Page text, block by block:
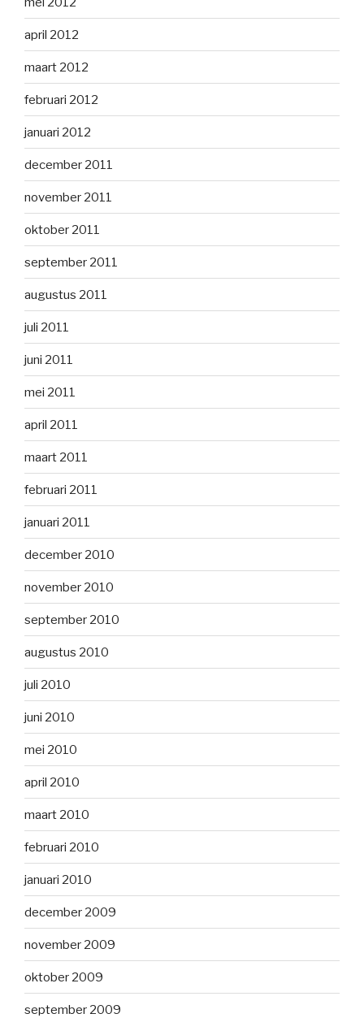
april 2012
maart 2012
februari 2012
januari 2012
december 2011
november 2011
oktober 2011
september 2011
augustus 2011
juli 2011
juni 2011
mei 2011
april 2011
maart 2011
februari 2011
januari 2011
december 2010
november 2010
september 2010
augustus 2010
juli 2010
juni 2010
mei 2010
april 2010
maart 2010
februari 2010
januari 2010
december 2009
november 2009
oktober 2009
september 2009